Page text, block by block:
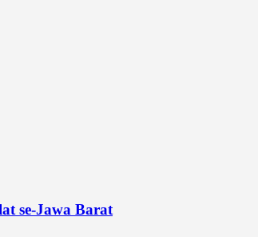
se-Jawa Barat